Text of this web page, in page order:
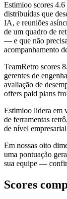
Estimioo scores 4.6
distribuídas que
IA, e reuniões
de um quadro de
— e que não
acompanhamento
TeamRetro scores
gerentes de
avaliação de
offers paid plans
Estimioo lidera em
de ferramentas
de nível
Em nossas oito
uma pontuação
sua equipe —
Scores